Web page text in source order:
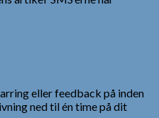
eller feedback på inden
ned til én time på dit